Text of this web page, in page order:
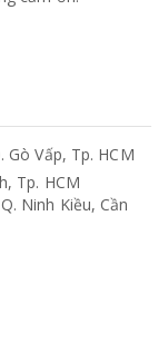
Gò Vấp, Tp. HCM
Tp. HCM
Ninh Kiều, Cần